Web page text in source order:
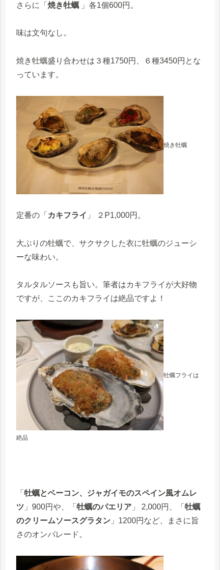
さらに「 焼き牡蠣 」各1個600円。
味は文句なし。
焼き牡蠣盛り合わせは３種1750円、６種3450円とな
っています。
焼き牡蠣
定番の「 カキフライ 」 ２P1,000円。
大ぶりの牡蠣で、サクサクした衣に牡蠣のジューシ
ーな味わい。
タルタルソースも旨い。筆者はカキフライが大好物
ですが、ここのカキフライは絶品ですよ！
牡蠣フライは
絶品
「 牡蠣とベーコン、ジャガイモのスペイン風オムレ
ツ 」900円や、「 牡蠣のパエリア 」 2,000円、「 牡蠣
のクリームソースグラタン 」1200円など、まさに旨
さのオンパレード。